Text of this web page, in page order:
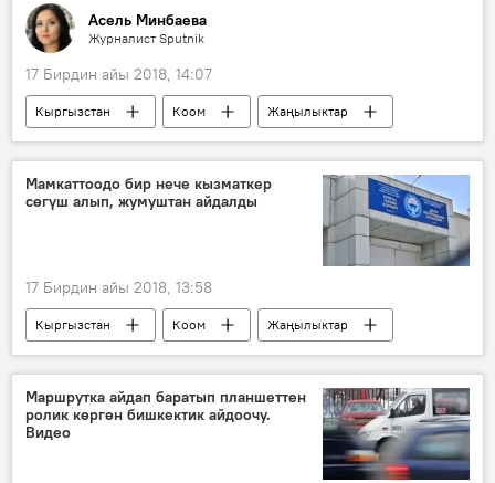
Асель Минбаева
Журналист Sputnik
17 Бирдин айы 2018, 14:07
Кыргызстан Коом
Жаңылыктар
Экономика
Азат Базаркулов
Mega
ишкер юрист
Мамкаттоодо бир нече кызматкер
сөгүш алып, жумуштан айдалды
17 Бирдин айы 2018, 13:58
Кыргызстан Коом
Жаңылыктар
Мамлекеттик каттоо кызматы
сөгүш
кызмат
Маршрутка айдап баратып планшеттен
ролик көргөн бишкектик айдоочу.
Видео